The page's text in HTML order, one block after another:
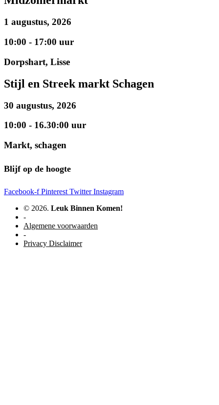
1 augustus, 2026
10:00 - 17:00 uur
Dorpshart, Lisse
Stijl en Streek markt Schagen
30 augustus, 2026
10:00 - 16.30:00 uur
Markt, schagen
Blijf op de hoogte
Facebook-f Pinterest Twitter Instagram
© 2026. Leuk Binnen Komen!
-
Algemene voorwaarden
-
Privacy Disclaimer